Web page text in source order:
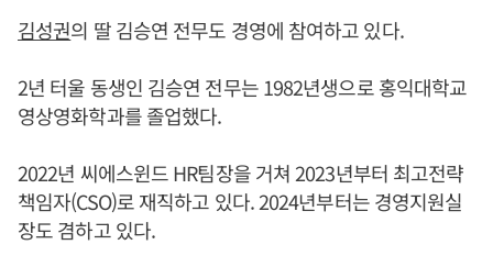
김성권의 딸 김승연 전무도 경영에 참여하고 있다.
2년 터울 동생인 김승연 전무는 1982년생으로 홍익대학교
영상영화학과를 졸업했다.
2022년 씨에스윈드 HR팀장을 거쳐 2023년부터 최고전략
책임자(CSO)로 재직하고 있다. 2024년부터는 경영지원실
장도 겸하고 있다.